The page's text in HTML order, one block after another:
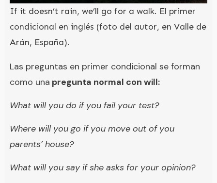
If it doesn’t rain, we’ll go for a walk. El primer
condicional en inglés (foto del autor, en Valle de
Arán, España).
Las preguntas en primer condicional se forman
como una pregunta normal con will:
What will you do if you fail your test?
Where will you go if you move out of you
parents’ house?
What will you say if she asks for your opinion?